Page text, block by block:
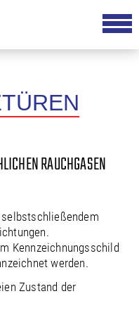
RAUCHGASEN
Kennzeichnungsschild
werden.
Zustand der